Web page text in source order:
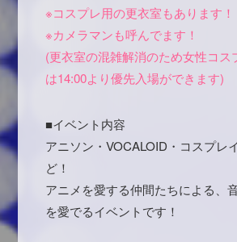
※コスプレ用の更衣室もあります！
※カメラマンも呼んでます！
(更衣室の混雑解消のため女性コス
は14:00より優先入場ができます)
■イベント内容
アニソン・VOCALOID・コスプレ
ど！
アニメを愛する仲間たちによる、
を愛でるイベントです！